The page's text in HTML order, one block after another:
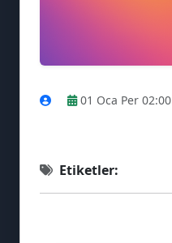
🗨️
01 Oca Per 02:00
Etiketler: